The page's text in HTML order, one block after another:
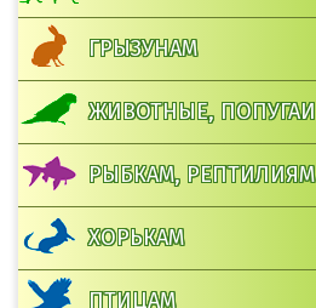
ГРЫЗУНАМ
ЖИВОТНЫЕ, ПОПУГАИ
РЫБКАМ, РЕПТИЛИЯМ
ХОРЬКАМ
ПТИЦАМ